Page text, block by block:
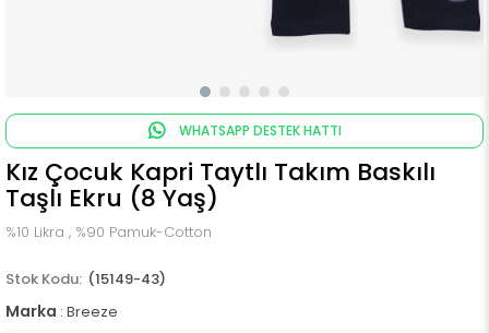
WHATSAPP DESTEK HATTI
Kız Çocuk Kapri Taytlı Takım Baskılı
Taşlı Ekru (8 Yaş)
%10 Likra , %90 Pamuk-Cotton
(15149-43)
Marka : Breeze